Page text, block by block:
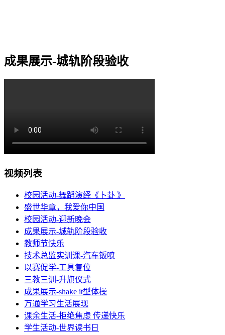
成果展示-城轨阶段验收
视频列表
校园活动-舞蹈演绎《卜卦 》
盛世华章，我爱你中国
校园活动-迎新晚会
成果展示-城轨阶段验收
教师节快乐
技术总监实训课-汽车钣喷
以赛促学-工具复位
三教三训-升旗仪式
成果展示-shake it型体操
万通学习生活展现
课余生活-拒绝焦虑 传递快乐
学生活动-世界读书日